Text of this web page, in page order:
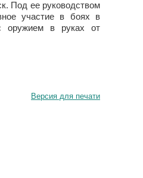
Под ее руководством
участие в боях в
оружием в руках от
Версия для печати